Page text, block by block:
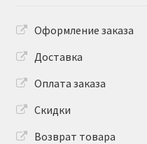
Оформление заказа
Доставка
Оплата заказа
Скидки
Возврат товара